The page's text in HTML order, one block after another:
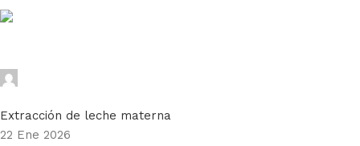
Extracción de leche materna
22 Ene 2026